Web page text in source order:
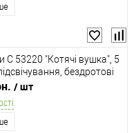
С 53220 "Котячі вушка", 5
бездротові
мікрофон, USB
2,4 GHz, в коробці,
/ шт